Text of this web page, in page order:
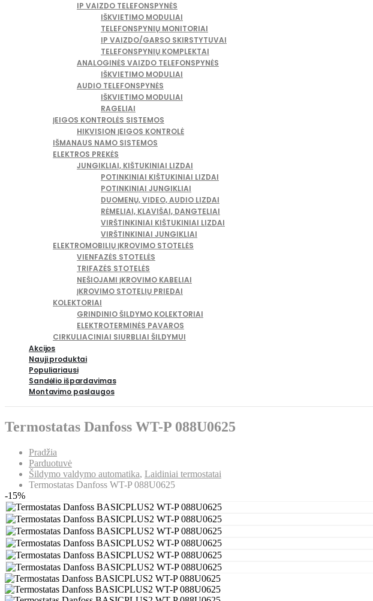
IP VAIZDO TELEFONSPYNĖS
IŠKVIETIMO MODULIAI
TELEFONSPYNIŲ MONITORIAI
IP VAIZDO/GARSO SKIRSTYTUVAI
TELEFONSPYNIŲ KOMPLEKTAI
ANALOGINĖS VAIZDO TELEFONSPYNĖS
IŠKVIETIMO MODULIAI
AUDIO TELEFONSPYNĖS
IŠKVIETIMO MODULIAI
RAGELIAI
ĮEIGOS KONTROLĖS SISTEMOS
HIKVISION ĮEIGOS KONTROLĖ
IŠMANAUS NAMO SISTEMOS
ELEKTROS PREKĖS
JUNGIKLIAI, KIŠTUKINIAI LIZDAI
POTINKINIAI KIŠTUKINIAI LIZDAI
POTINKINIAI JUNGIKLIAI
DUOMENŲ, VIDEO, AUDIO LIZDAI
RĖMELIAI, KLAVIŠAI, DANGTELIAI
VIRŠTINKINIAI KIŠTUKINIAI LIZDAI
VIRŠTINKINIAI JUNGIKLIAI
ELEKTROMOBILIŲ ĮKROVIMO STOTELĖS
VIENFAZĖS STOTELĖS
TRIFAZĖS STOTELĖS
NEŠIOJAMI ĮKROVIMO KABELIAI
ĮKROVIMO STOTELIŲ PRIEDAI
KOLEKTORIAI
GRINDINIO ŠILDYMO KOLEKTORIAI
ELEKTROTERMINĖS PAVAROS
CIRKULIACINIAI SIURBLIAI ŠILDYMUI
Akcijos
Nauji produktai
Populiariausi
Sandėlio išpardavimas
Montavimo paslaugos
Termostatas Danfoss WT-P 088U0625
Pradžia
Parduotuvė
Šildymo valdymo automatika, Laidiniai termostatai
Termostatas Danfoss WT-P 088U0625
-15%